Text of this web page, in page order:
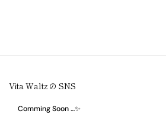
Vita Waltz の SNS
Comming Soon …✨